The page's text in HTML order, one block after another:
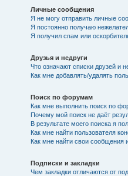
Личные сообщения
Я не могу отправить личные
Я постоянно получаю
Я получил спам или
Друзья и недруги
Что означают списки друзей и
Как мне добавлять/удалять
Поиск по форумам
Как мне выполнить поиск по
Почему мой поиск не даёт
В результате моего поиска я
Как мне найти пользователя
Как мне найти свои
Подписки и закладки
Чем закладки отличаются от